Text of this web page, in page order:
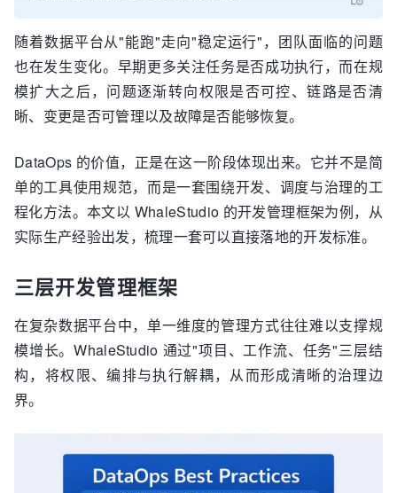
随着数据平台从"能跑"走向"稳定运行"，团队面临的问题
也在发生变化。早期更多关注任务是否成功执行，而在规
模扩大之后，问题逐渐转向权限是否可控、链路是否清
晰、变更是否可管理以及故障是否能够恢复。
DataOps 的价值，正是在这一阶段体现出来。它并不是简
单的工具使用规范，而是一套围绕开发、调度与治理的工
程化方法。本文以 WhaleStudio 的开发管理框架为例，从
实际生产经验出发，梳理一套可以直接落地的开发标准。
三层开发管理框架
在复杂数据平台中，单一维度的管理方式往往难以支撑规
模增长。WhaleStudio 通过"项目、工作流、任务"三层结
构，将权限、编排与执行解耦，从而形成清晰的治理边
界。